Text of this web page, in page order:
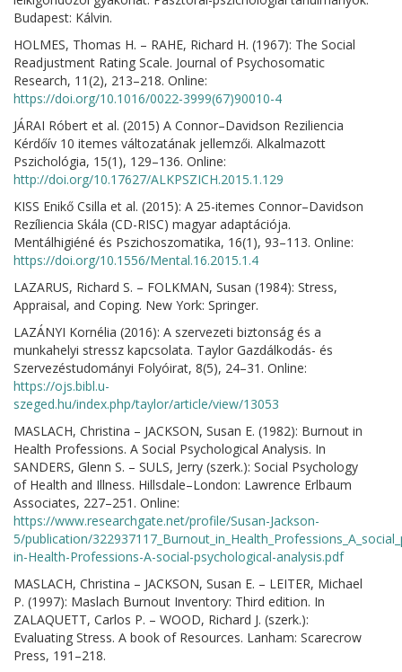
Budapest: Kálvin.
HOLMES, Thomas H. – RAHE, Richard H. (1967): The Social
Readjustment Rating Scale. Journal of Psychosomatic
Research, 11(2), 213–218. Online:
https://doi.org/10.1016/0022-3999(67)90010-4
JÁRAI Róbert et al. (2015) A Connor–Davidson Reziliencia
Kérdőív 10 itemes változatának jellemzői. Alkalmazott
Pszichológia, 15(1), 129–136. Online:
http://doi.org/10.17627/ALKPSZICH.2015.1.129
KISS Enikő Csilla et al. (2015): A 25-itemes Connor–Davidson
Rezíliencia Skála (CD-RISC) magyar adaptációja.
Mentálhigiéné és Pszichoszomatika, 16(1), 93–113. Online:
https://doi.org/10.1556/Mental.16.2015.1.4
LAZARUS, Richard S. – FOLKMAN, Susan (1984): Stress,
Appraisal, and Coping. New York: Springer.
LAZÁNYI Kornélia (2016): A szervezeti biztonság és a
munkahelyi stressz kapcsolata. Taylor Gazdálkodás- és
Szervezéstudományi Folyóirat, 8(5), 24–31. Online:
https://ojs.bibl.u-
szeged.hu/index.php/taylor/article/view/13053
MASLACH, Christina – JACKSON, Susan E. (1982): Burnout in
Health Professions. A Social Psychological Analysis. In
SANDERS, Glenn S. – SULS, Jerry (szerk.): Social Psychology
of Health and Illness. Hillsdale–London: Lawrence Erlbaum
Associates, 227–251. Online:
https://www.researchgate.net/profile/Susan-Jackson-
5/publication/
in-Health-Professions-A-social-psychological-analysis.pdf
MASLACH, Christina – JACKSON, Susan E. – LEITER, Michael
P. (1997): Maslach Burnout Inventory: Third edition. In
ZALAQUETT, Carlos P. – WOOD, Richard J. (szerk.):
Evaluating Stress. A book of Resources. Lanham: Scarecrow
Press, 191–218.